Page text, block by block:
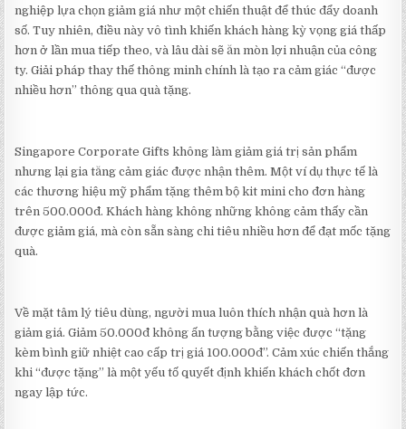
nghiệp lựa chọn giảm giá như một chiến thuật để thúc đẩy doanh
số. Tuy nhiên, điều này vô tình khiến khách hàng kỳ vọng giá thấp
hơn ở lần mua tiếp theo, và lâu dài sẽ ăn mòn lợi nhuận của công
ty. Giải pháp thay thế thông minh chính là tạo ra cảm giác “được
nhiều hơn” thông qua quà tặng.
Singapore Corporate Gifts không làm giảm giá trị sản phẩm
nhưng lại gia tăng cảm giác được nhận thêm. Một ví dụ thực tế là
các thương hiệu mỹ phẩm tặng thêm bộ kit mini cho đơn hàng
trên 500.000đ. Khách hàng không những không cảm thấy cần
được giảm giá, mà còn sẵn sàng chi tiêu nhiều hơn để đạt mốc tặng
quà.
Về mặt tâm lý tiêu dùng, người mua luôn thích nhận quà hơn là
giảm giá. Giảm 50.000đ không ấn tượng bằng việc được “tặng
kèm bình giữ nhiệt cao cấp trị giá 100.000đ”. Cảm xúc chiến thắng
khi “được tặng” là một yếu tố quyết định khiến khách chốt đơn
ngay lập tức.